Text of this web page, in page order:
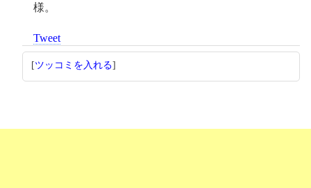
様。
Tweet
[ツッコミを入れる]